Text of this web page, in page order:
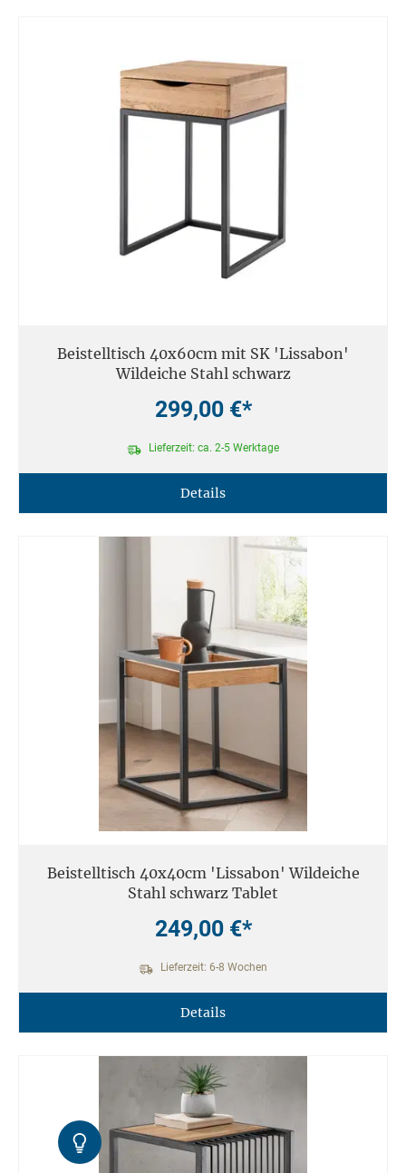
Beistelltisch 40x60cm mit SK 'Lissabon'
Wildeiche Stahl schwarz
299,00 €*
Lieferzeit: ca. 2-5 Werktage
Details
Beistelltisch 40x40cm 'Lissabon' Wildeiche
Stahl schwarz Tablet
249,00 €*
Lieferzeit: 6-8 Wochen
Details
Kontrast